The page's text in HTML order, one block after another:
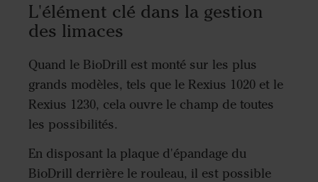
L'élément clé dans la gestion
des limaces
Quand le BioDrill est monté sur les plus
grands modèles, tels que le Rexius 1020 et le
Rexius 1230, cela ouvre le champ de toutes
les possibilités.
En disposant la plaque d'épandage du
BioDrill derrière le rouleau, il est possible